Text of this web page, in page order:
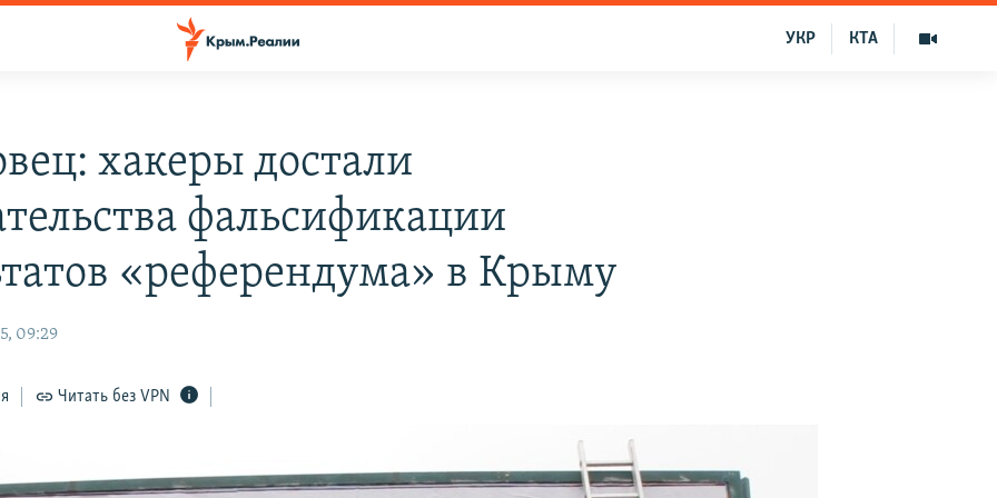
КТА
УКР
хакеры достали
фальсификации
«референдума» в Крыму
09:29
Читать без VPN